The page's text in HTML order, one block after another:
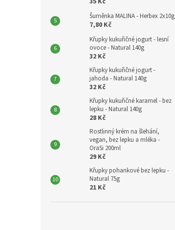
Šuměnka MALINA - Herbex 2x10g
7,80 Kč
Křupky kukuřičné jogurt - lesní
ovoce - Natural 140g
32 Kč
Křupky kukuřičné jogurt -
jahoda - Natural 140g
32 Kč
Křupky kukuřičné karamel - bez
lepku - Natural 140g
28 Kč
Rostlinný krém na šlehání,
vegan, bez lepku a mléka -
OraSi 200ml
29 Kč
Křupky pohankové bez lepku -
Natural 75g
21 Kč